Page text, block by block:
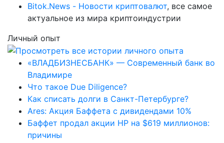
Bitok.News - Новости криптовалют, все самое
актуальное из мира криптоиндустрии
Личный опыт
«ВЛАДБИЗНЕСБАНК» — Современный банк во
Владимире
Что такое Due Diligence?
Как списать долги в Санкт-Петербурге?
Ares: Акция Баффета с дивидендами 10%
Баффет продал акции HP на $619 миллионов:
причины